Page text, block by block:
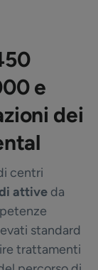
e
dei
centri
attive da
standard
trattamenti